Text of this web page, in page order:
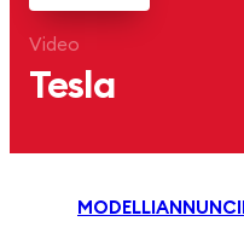
Video
Tesla
MODELLI ANNUNCI